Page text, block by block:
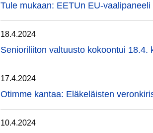
Tule mukaan: EETUn EU-
18.4.2024
Senioriliiton valtuusto kokoontui 18.4.
17.4.2024
Otimme kantaa: Eläkeläisten
10.4.2024